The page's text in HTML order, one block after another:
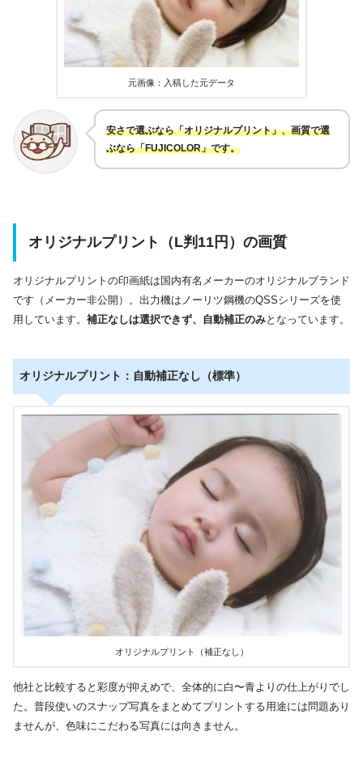
元画像：入稿した元データ
安さで選ぶなら「オリジナルプリント」、画質で選
ぶなら「FUJICOLOR」です。
オリジナルプリント（L判11円）の画質
オリジナルプリントの印画紙は国内有名メーカーのオリジナルブランド
です（メーカー非公開）。出力機はノーリツ鋼機のQSSシリーズを使
用しています。 補正なしは選択できず、自動補正のみとなっています。
オリジナルプリント：自動補正なし（標準）
オリジナルプリント（補正なし）
他社と比較すると彩度が抑えめで、全体的に白〜青よりの仕上がりでし
た。普段使いのスナップ写真をまとめてプリントする用途には問題あり
ませんが、色味にこだわる写真には向きません。